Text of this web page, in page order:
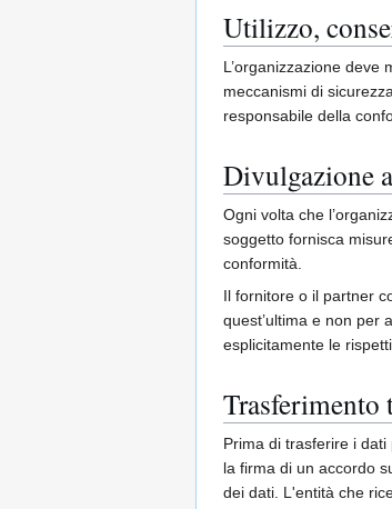
Utilizzo,
L’organizzazione
meccanismi di
responsabile della
Divulgazione
Ogni volta che
soggetto fornisca
conformità.
Il fornitore o il partner
quest’ultima e non per
esplicitamente le
Trasferimento
Prima di trasferire i
la firma di un accordo
dei dati. L'entità che